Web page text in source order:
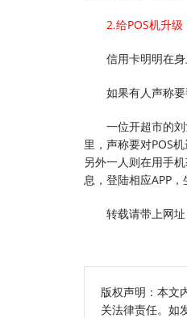
2.给POS机升级
信用卡明明在
如果有人声称
一位开超市的
里，声称要对POS
另外一人则在用手
息，登陆相应APP
转载请带上网
版权声明：本文
关法律责任。如